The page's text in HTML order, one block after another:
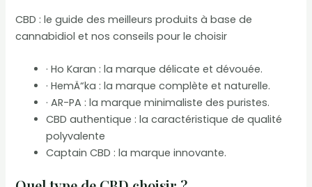
CBD : le guide des meilleurs produits à base de
cannabidiol et nos conseils pour le choisir
· Ho Karan : la marque délicate et dévouée.
· HemÄ“ka : la marque complète et naturelle.
· AR-PA : la marque minimaliste des puristes.
CBD authentique : la caractéristique de qualité
polyvalente
Captain CBD : la marque innovante.